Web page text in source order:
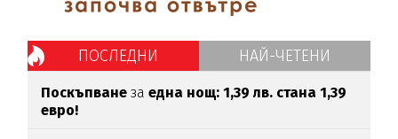
ПОСЛЕДНИ НАЙ-ЧЕТЕНИ
Поскъпване за една нощ: 1,39 лв. стана 1,39
евро!